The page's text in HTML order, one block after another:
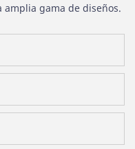
gama de diseños.